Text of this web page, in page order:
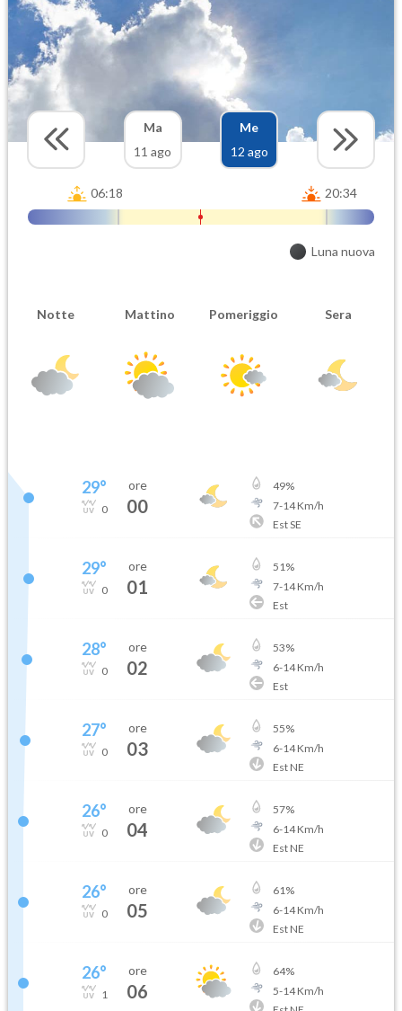
Ma
11 ago
Me
12 ago
06:18 20:34
Luna nuova
Notte Mattino Pomeriggio Sera
29°
0
ore
00
49%
7-14Km/h
Est SE
29°
0
ore
01
51%
7-14Km/h
Est
28°
0
ore
02
53%
6-14Km/h
Est
27°
0
ore
03
55%
6-14Km/h
Est NE
26°
0
ore
04
57%
6-14Km/h
Est NE
26°
0
ore
05
61%
6-14Km/h
Est NE
26°
1
ore
06
64%
5-14Km/h